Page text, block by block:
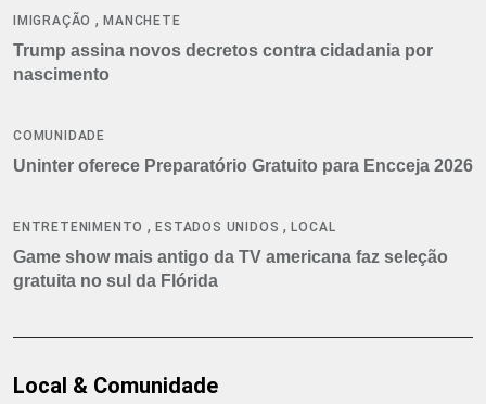
IMIGRAÇÃO ,MANCHETE
Trump assina novos decretos contra cidadania por
nascimento
COMUNIDADE
Uninter oferece Preparatório Gratuito para Encceja 2026
ENTRETENIMENTO ,ESTADOS UNIDOS ,LOCAL
Game show mais antigo da TV americana faz seleção
gratuita no sul da Flórida
Local & Comunidade